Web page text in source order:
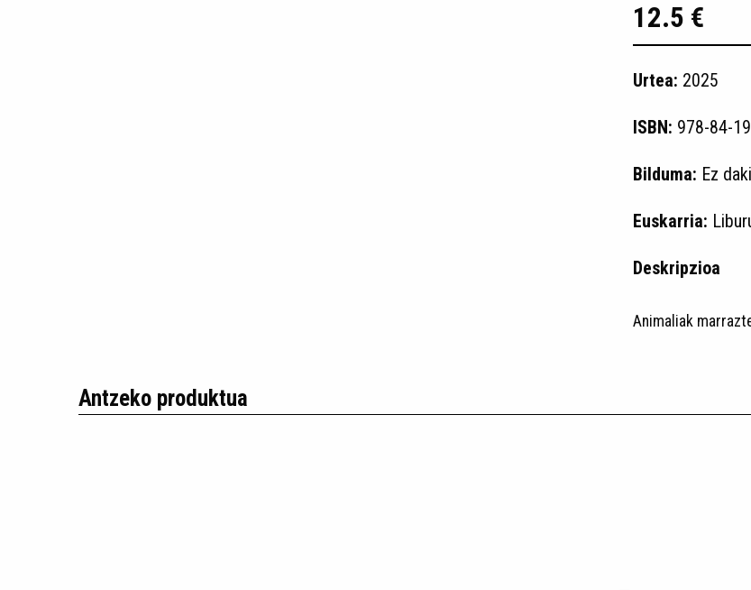
12.5 €
Urtea: 2025
ISBN: 978-84-
Bilduma: Ez
Euskarria:
Deskripzioa
Animaliak
Antzeko produktua